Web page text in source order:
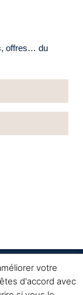
offres… du
– Création
votre
d'accord avec